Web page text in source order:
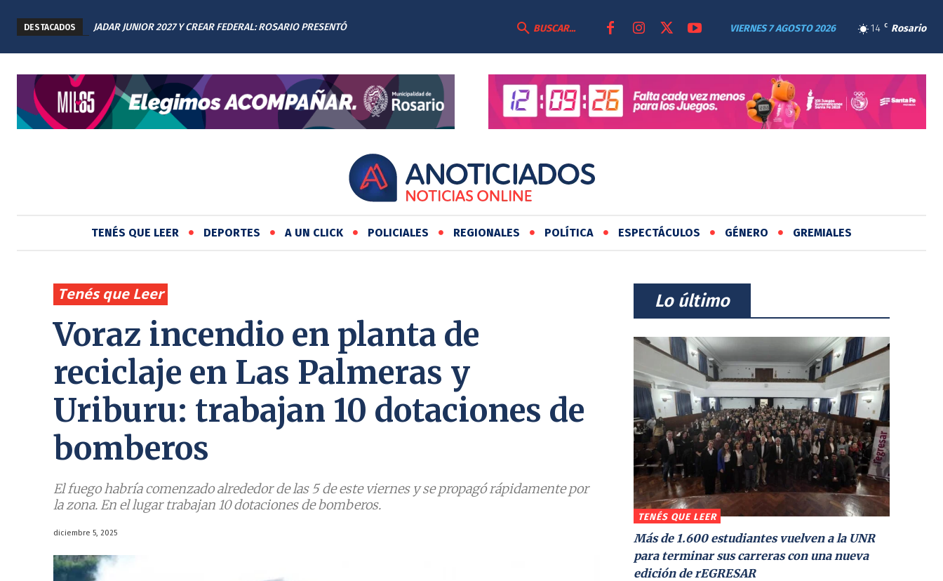
DESTACADOS
JADAR JUNIOR 2027 Y CREAR FEDERAL: ROSARIO PRESENTÓ
14 C Rosario
VIERNES 7 AGOSTO 2026
BUSCAR...
TENÉS QUE LEER DEPORTES A UN CLICK POLICIALES REGIONALES POLÍTICA ESPECTÁCULOS GÉNERO GREMIALES
Tenés que Leer
Voraz incendio en planta de
reciclaje en Las Palmeras y
Uriburu: trabajan 10 dotaciones de
bomberos
El fuego habría comenzado alrededor de las 5 de este viernes y se propagó rápidamente por
la zona. En el lugar trabajan 10 dotaciones de bomberos.
diciembre 5, 2025
⠀Lo último⠀
TENÉS QUE LEER
Más de 1.600 estudiantes vuelven a la UNR
para terminar sus carreras con una nueva
edición de rEGRESAR